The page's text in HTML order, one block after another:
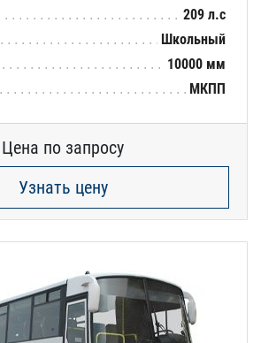
209 л.с
Школьный
10000 мм
МКПП
Цена по запросу
Узнать цену